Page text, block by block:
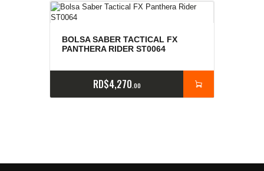
BOLSA SABER TACTICAL FX
PANTHERA RIDER ST0064
RD$4,270 00